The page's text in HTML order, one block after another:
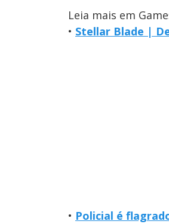
Leia mais em
• Stellar Blade |
• Policial é